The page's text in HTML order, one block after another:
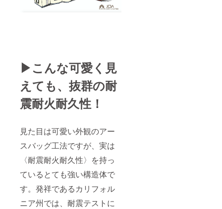
▶︎こんな可愛く見
えても、抜群の耐
震耐火耐久性！
見た目は可愛い外観のアー
スバッグ工法ですが、実は
〈耐震耐火耐久性〉を持っ
ているとても強い構造体で
す。発祥であるカリフォル
ニア州では、耐震テストに